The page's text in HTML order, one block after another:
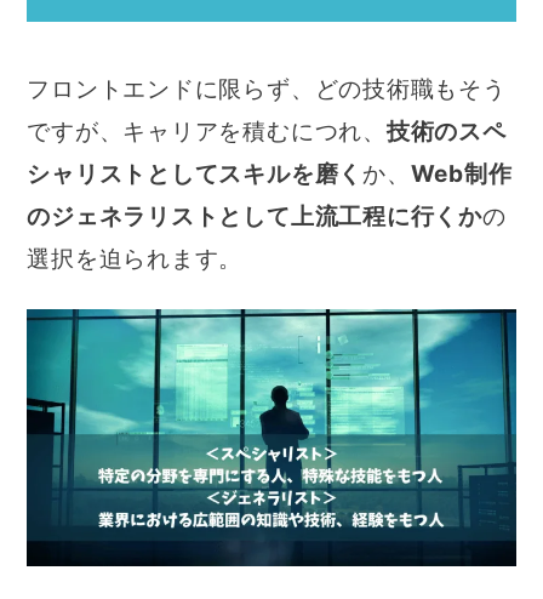
フロントエンドに限らず、どの技術職もそう
ですが、キャリアを積むにつれ、技術のスペ
シャリストとしてスキルを磨く か、 Web制作
のジェネラリストとして上流工程に行くかの
選択を迫られます。